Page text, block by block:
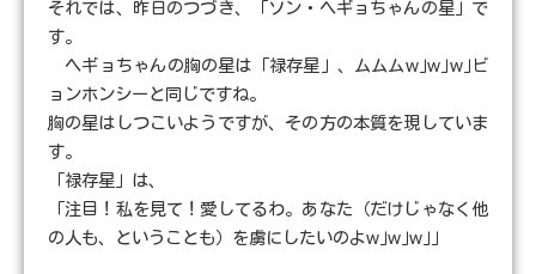
それでは、昨日のつづき、「ソン・ヘギョちゃんの星」で
す。
ヘギョちゃんの胸の星は「禄存星」、ムムムw｣w｣w｣ビ
ョンホンシーと同じですね。
胸の星はしつこいようですが、その方の本質を現していま
す。
「禄存星」は、
「注目！私を見て！愛してるわ。あなた（だけじゃなく他
の人も、ということも）を虜にしたいのよw｣w｣w｣」